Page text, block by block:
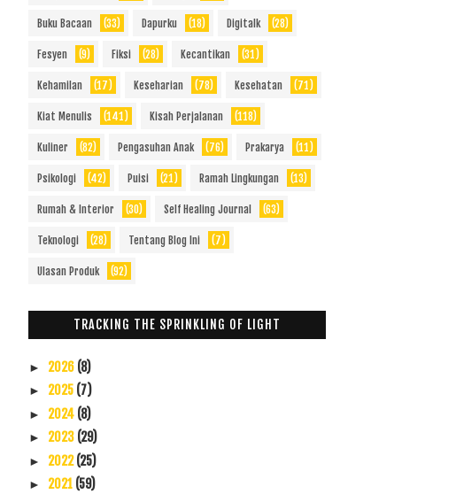
Buku Bacaan (33) Dapurku (18) Digitalk (28)
Fesyen (9) Fiksi (28) Kecantikan (31)
Kehamilan (17) Keseharian (78) Kesehatan (71)
Kiat Menulis (141) Kisah Perjalanan (118)
Kuliner (82) Pengasuhan Anak (76) Prakarya (11)
Psikologi (42) Puisi (21) Ramah Lingkungan (13)
Rumah & Interior (30) Self Healing Journal (63)
Teknologi (28) Tentang Blog Ini (7)
Ulasan Produk (92)
TRACKING THE SPRINKLING OF LIGHT
► 2026 (8)
► 2025 (7)
► 2024 (8)
► 2023 (29)
► 2022(25)
► 2021 (59)